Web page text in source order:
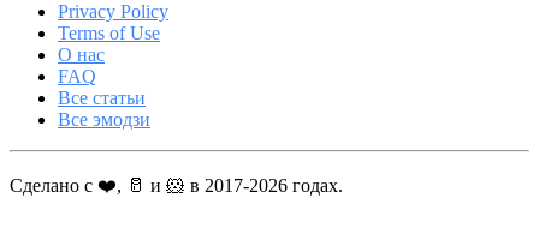
Privacy Policy
Terms of Use
О нас
FAQ
Все статьи
Все эмодзи
Сделано с ❤️, 🥛 и 🐹 в 2017-2026 годах.